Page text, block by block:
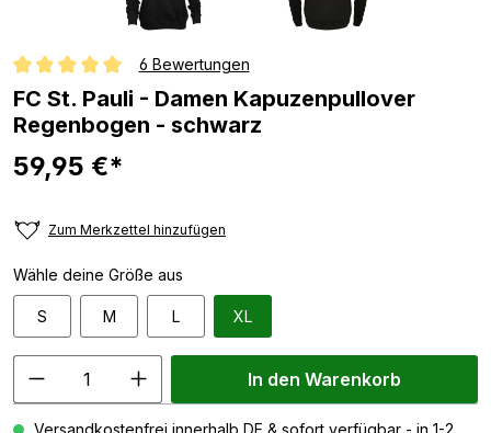
Durchschnittliche Bewertung von 5 von 5 Sternen
6 Bewertungen
FC St. Pauli - Damen Kapuzenpullover
Regenbogen - schwarz
59,95 €*
Zum Merkzettel hinzufügen
Wähle deine Größe aus
S M L XL
In den Warenkorb
Versandkostenfrei innerhalb DE & sofort verfügbar - in 1-2